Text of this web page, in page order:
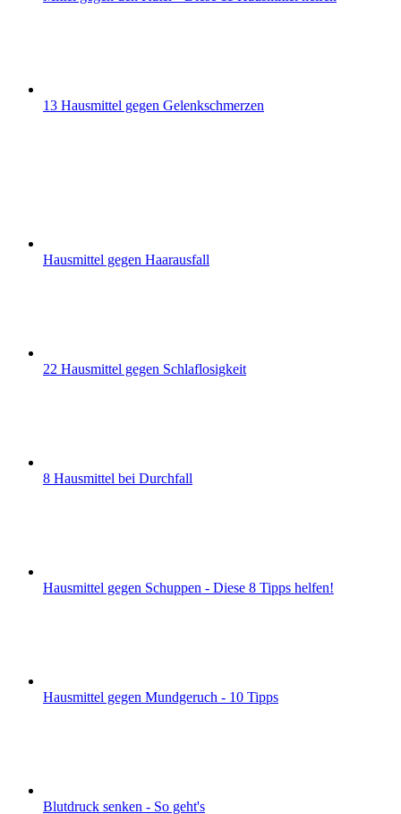
13 Hausmittel gegen Gelenkschmerzen
Hausmittel gegen Haarausfall
22 Hausmittel gegen Schlaflosigkeit
8 Hausmittel bei Durchfall
Hausmittel gegen Schuppen - Diese 8 Tipps helfen!
Hausmittel gegen Mundgeruch - 10 Tipps
Blutdruck senken - So geht's